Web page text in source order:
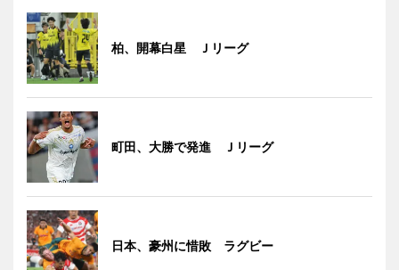
柏、開幕白星 Ｊリーグ
町田、大勝で発進 Ｊリーグ
日本、豪州に惜敗 ラグビー